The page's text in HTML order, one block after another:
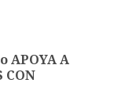
APOYA A
CON